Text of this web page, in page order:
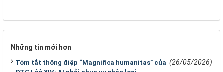
Những tin mới hơn
Tóm tắt thông điệp “Magnifica humanitas” của (26/05/2026)